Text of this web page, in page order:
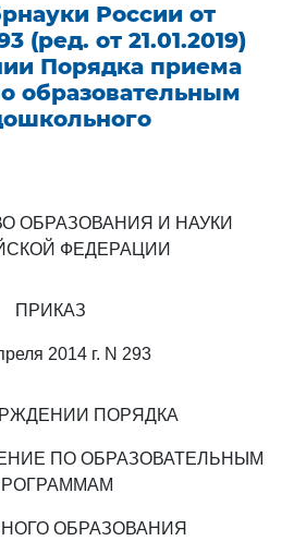
России от
(ред. от 21.01.2019)
Порядка приема
образовательным
ОБРАЗОВАНИЯ И НАУКИ
ФЕДЕРАЦИИ
ПРИКАЗ
2014 г. N 293
ПОРЯДКА
ПО ОБРАЗОВАТЕЛЬНЫМ
ОБРАЗОВАНИЯ